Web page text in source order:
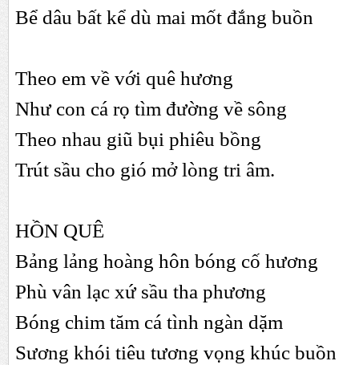
Bể dâu bất kể dù mai mốt đắng buồn
Theo em về với quê hương
Như con cá rọ tìm đường về sông
Theo nhau giũ bụi phiêu bồng
Trút sầu cho gió mở lòng tri âm.
HỒN QUÊ
Bảng lảng hoàng hôn bóng cố hương
Phù vân lạc xứ sầu tha phương
Bóng chim tăm cá tình ngàn dặm
Sương khói tiêu tương vọng khúc buồn